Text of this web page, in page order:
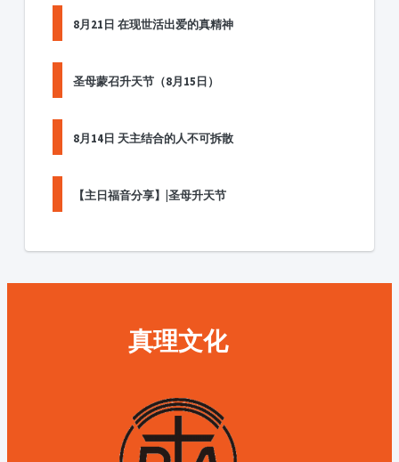
8月21日 在现世活出爱的真精神
圣母蒙召升天节（8月15日）
8月14日 天主结合的人不可拆散
【主日福音分享】|圣母升天节
真理文化